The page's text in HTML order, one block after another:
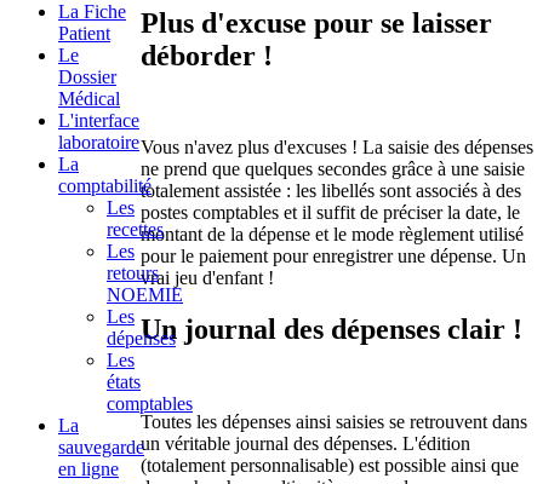
Plus d'excuse pour se laisser
déborder !
Vous n'avez plus d'excuses ! La saisie des dépenses
ne prend que quelques secondes grâce à une saisie
totalement assistée : les libellés sont associés à des
postes comptables et il suffit de préciser la date, le
montant de la dépense et le mode règlement utilisé
pour le paiement pour enregistrer une dépense. Un
vrai jeu d'enfant !
Un journal des dépenses clair !
Toutes les dépenses ainsi saisies se retrouvent dans
un véritable journal des dépenses. L'édition
(totalement personnalisable) est possible ainsi que
La Fiche
Patient
Le
Dossier
Médical
L'interface
laboratoire
La
comptabilité
Les
recettes
Les
retours
NOEMIE
Les
dépenses
Les
états
comptables
La
sauvegarde
en ligne